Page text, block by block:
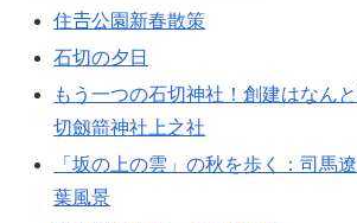
住𠮷公園新春散策
石切の夕日
もう一つの石切神社！創建はなん
切劔箭神社上之社
「坂の上の雲」の秋を歩く：司馬
葉風景